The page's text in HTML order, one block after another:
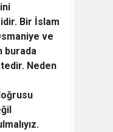
Bir İslam
ve
burada
Neden